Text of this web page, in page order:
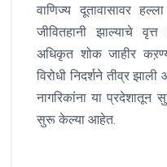
वाणिज्य दूतावासावर
जीवितहानी झाल्याचे
अधिकृत शोक जाहीर
विरोधी निदर्शने तीव्र
नागरिकांना या प्रदेशातून
सुरू केल्या आहेत.